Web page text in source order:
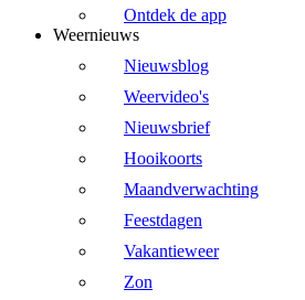
Ontdek de app
Weernieuws
Nieuwsblog
Weervideo's
Nieuwsbrief
Hooikoorts
Maandverwachting
Feestdagen
Vakantieweer
Zon